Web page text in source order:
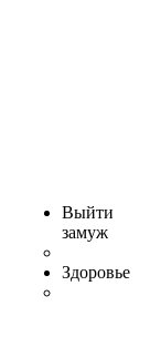
Выйти
замуж
Здоровье